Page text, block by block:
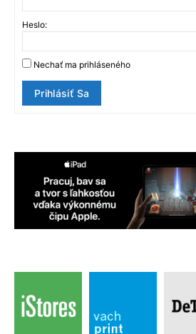
Heslo:
Nechať ma prihláseného
Prihlásiť Sa